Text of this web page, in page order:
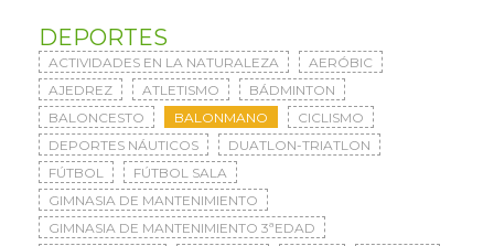
DEPORTES
ACTIVIDADES EN LA NATURALEZA
AERÓBIC
AJEDREZ
ATLETISMO
BÁDMINTON
BALONCESTO
BALONMANO
CICLISMO
DEPORTES NÁUTICOS
DUATLON-TRIATLON
FÚTBOL
FÚTBOL SALA
GIMNASIA DE MANTENIMIENTO
GIMNASIA DE MANTENIMIENTO 3ªEDAD